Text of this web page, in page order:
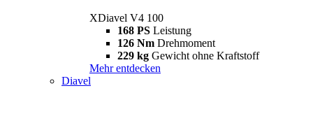
XDiavel V4 100
168 PS Leistung
126 Nm Drehmoment
229 kg Gewicht ohne Kraftstoff
Mehr entdecken
Diavel